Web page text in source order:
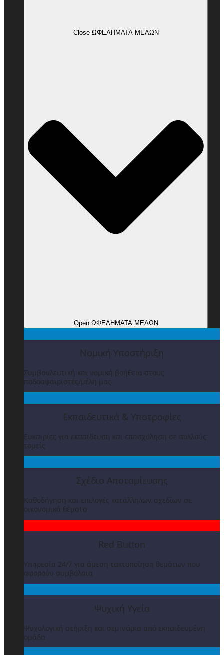
Close ΩΦΕΛΗΜΑΤΑ ΜΕΛΩΝ
Open ΩΦΕΛΗΜΑΤΑ ΜΕΛΩΝ
Νομική Υποστήριξη
Συμβουλευτική και νομική βοήθεια στους
ποδοσφαιριστές/μέλη μας
Εκπαιδευτικά & Υποτροφίες
Ευκαιρίες για εκπαίδευση και επασχόληση σε πολλούς
τομείς
Σχέδιο Αποταμίευσης
Καθοδήγηση και επιλογές κατάλληλων σχεδίων σε
οικονομικά θέματα
Red Button
Υπηρεσία 24/7 για άμεση τακτοποίηση θεμάτων που
αφορούν συμβόλαια
Ψυχική Υγεία
Ψυχολογική στήριξη και σεμινάρια από εκπαιδευμένη
ομάδα